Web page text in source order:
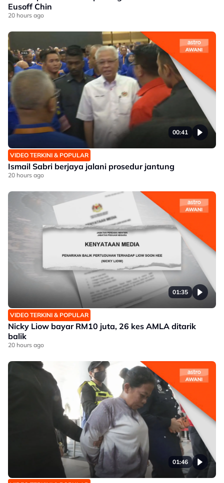
Eusoff Chin
20 hours ago
00:41
VIDEO TERKINI & POPULAR
Ismail Sabri berjaya jalani prosedur jantung
20 hours ago
01:35
VIDEO TERKINI & POPULAR
Nicky Liow bayar RM10 juta, 26 kes AMLA ditarik
balik
20 hours ago
01:46